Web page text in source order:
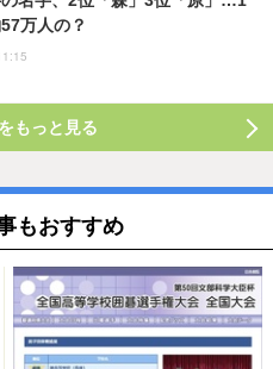
万人の？
もっと見る
もおすすめ